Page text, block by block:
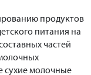
продуктов
питания на
частей
сухие молочные